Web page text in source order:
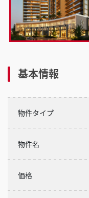
基本情報
物件タイプ
物件名
価格